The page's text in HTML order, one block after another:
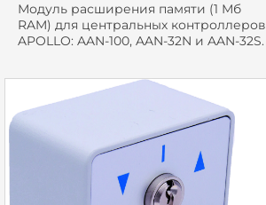
Модуль расширения памяти (1 Мб
RAM) для центральных контроллеров
APOLLO: AAN-100, AAN-32N и AAN-32S.